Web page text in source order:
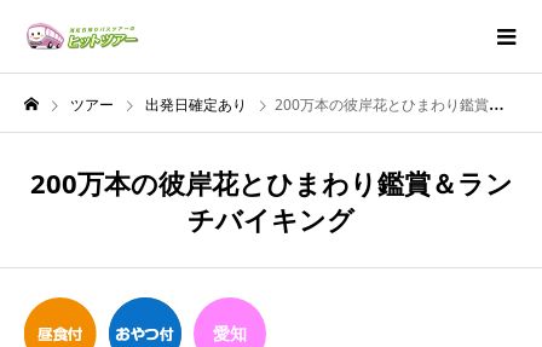
ツアー 出発日確定あり 200万本の彼岸花とひまわり鑑賞＆ランチバイキング
200万本の彼岸花とひまわり鑑賞＆ラン
チバイキング
愛知